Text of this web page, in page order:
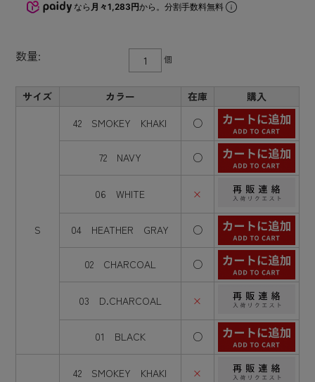
なら 月々1,283円から。分割手数料無料
数量: 個
サイズ カラー 在庫 購入
S
42 SMOKEY KHAKI ○
72 NAVY ○
06 WHITE ×
04 HEATHER GRAY ○
02 CHARCOAL ○
03 D.CHARCOAL ×
01 BLACK ○
42 SMOKEY KHAKI ×